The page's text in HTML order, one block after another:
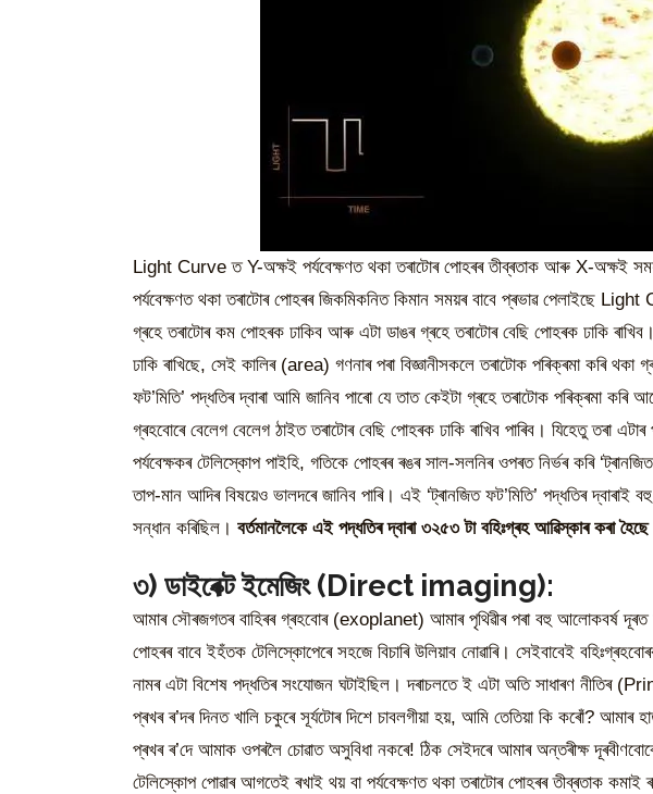
Light Curve ত Y-অক্ষই পৰ্যবেক্ষণত থকা তৰাটোৰ পোহৰৰ তীব্ৰতাক আৰু X-অক্ষই
পৰ্যবেক্ষণত থকা তৰাটোৰ পোহৰৰ জিকমিকনিত কিমান সময়ৰ বাবে প্ৰভাৱ পেলাইছে
গ্ৰহে তৰাটোৰ কম পোহৰক ঢাকিব আৰু এটা ডাঙৰ গ্ৰহে তৰাটোৰ বেছি পোহৰক ঢাকি
ঢাকি ৰাখিছে, সেই কালিৰ (area) গণনাৰ পৰা বিজ্ঞানীসকলে তৰাটোক পৰিক্ৰমা কৰি থকা
ফট’মিতি’ পদ্ধতিৰ দ্বাৰা আমি জানিব পাৰো যে তাত কেইটা গ্ৰহে তৰাটোক পৰিক্ৰমা
গ্ৰহবোৰে বেলেগ বেলেগ ঠাইত তৰাটোৰ বেছি পোহৰক ঢাকি ৰাখিব পাৰিব। যিহেতু তৰা
পৰ্যবেক্ষকৰ টেলিস্কোপ পাইহি, গতিকে পোহৰৰ ৰঙৰ সাল-সলনিৰ ওপৰত নিৰ্ভৰ কৰি
তাপ-মান আদিৰ বিষয়েও ভালদৰে জানিব পাৰি। এই ‘ট্ৰানজিত ফট’মিতি’ পদ্ধতিৰ দ্বাৰাই
সন্ধান কৰিছিল। বৰ্তমানলৈকে এই পদ্ধতিৰ দ্বাৰা ৩২৫৩ টা বহিঃগ্ৰহ আৱিস্কাৰ কৰা
৩) ডাইৰেক্ট ইমেজিং (Direct imaging):
আমাৰ সৌৰজগতৰ বাহিৰৰ গ্ৰহবোৰ (exoplanet) আমাৰ পৃথিৱীৰ পৰা বহু আলোকবৰ্ষ দূৰত
পোহৰৰ বাবে ইহঁতক টেলিস্কোপেৰে সহজে বিচাৰি উলিয়াব নোৱাৰি। সেইবাবেই বহিঃগ্ৰহবোৰক
নামৰ এটা বিশেষ পদ্ধতিৰ সংযোজন ঘটাইছিল। দৰাচলতে ই এটা অতি সাধাৰণ নীতিৰ
প্ৰখৰ ৰ’দৰ দিনত খালি চকুৰে সূৰ্যটোৰ দিশে চাবলগীয়া হয়, আমি তেতিয়া কি কৰোঁ?
প্ৰখৰ ৰ’দে আমাক ওপৰলৈ চোৱাত অসুবিধা নকৰে! ঠিক সেইদৰে আমাৰ অন্তৰীক্ষ
টেলিস্কোপ পোৱাৰ আগতেই ৰখাই থয় বা পৰ্যবেক্ষণত থকা তৰাটোৰ পোহৰৰ তীব্ৰতাক কমাই